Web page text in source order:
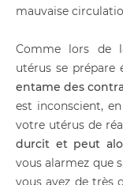
mauvaise
Comme lors de
utérus se prépare
entame des
est inconscient,
votre utérus de
durcit et peut
vous alarmez que
vous avez de très